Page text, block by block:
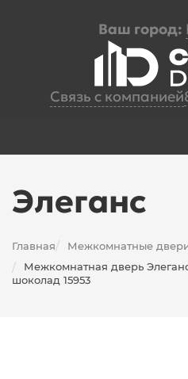
Ваш город:
Связь с компанией
Элеганс
Главная/ Межкомнатные
/
Межкомнатная дверь
шоколад 15953